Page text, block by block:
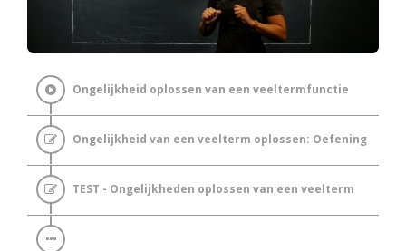
Ongelijkheid oplossen van een veeltermfunctie
Ongelijkheid van een veelterm oplossen: Oefening
TEST - Ongelijkheden oplossen van een veelterm